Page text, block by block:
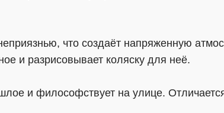
что создаёт напряженную
и разрисовывает коляску для неё.
и философствует на улице.